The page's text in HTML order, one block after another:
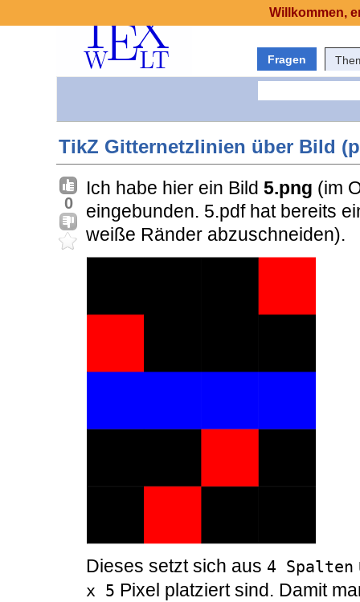
Fragen
TikZ Gitternetzlinien über Bild
0
Ich habe hier ein Bild 5.png (im
eingebunden. 5.pdf hat bereits
weiße Ränder abzuschneiden).
Dieses setzt sich aus 4 Spalten
x 5 Pixel platziert sind. Damit
Willkommen,